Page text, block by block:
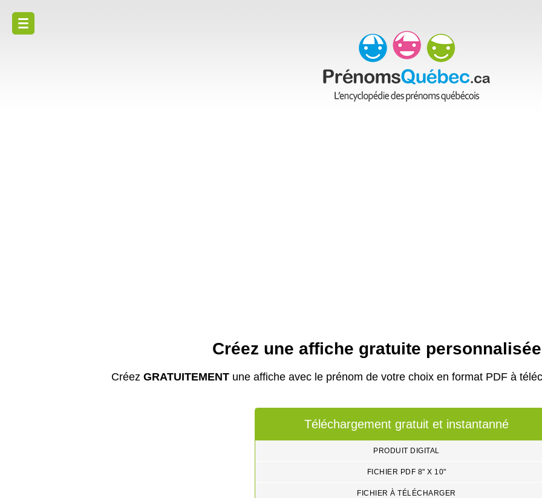
Créez une affiche gratuite
Créez GRATUITEMENTune affiche avec le prénom de votre choix en format PDF à
Téléchargement gratuit et instantanné
PRODUIT DIGITAL
FICHIER PDF 8" X 10"
FICHIER À TÉLÉCHARGER